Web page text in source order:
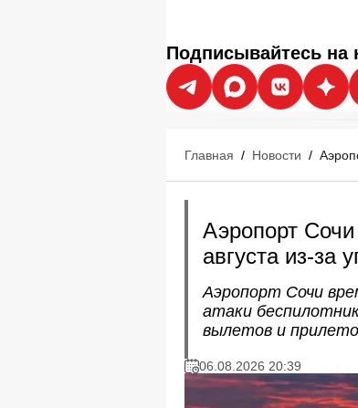
Подписывайтесь на
Главная / Новости /
Аэропорт
августа из-за
Аэропорт Сочи
атаки
вылетов и
06.08.2026 20:39